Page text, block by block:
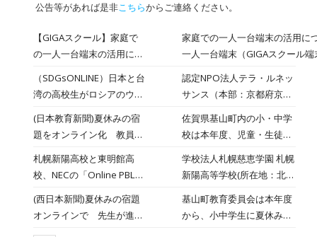
公告等があれば是非こちらからご連絡ください。
【GIGAスクール】家庭で
の一人一台端末の活用につ
家庭での一人一台端末の活用
一人一台端末（GIGAスクール
活用に取り組んでいます。 学
末使用の際にルールを守って、
ていきますが、以下の点につい
いただき、貸し出された端末や
ターネットやSNS等でトラブル
れたりしないようお声掛けをお
いて eライブラリアドバンス
基山町教育委員会では学力向上
ト、eライブラリアドバンスを
（SDGsONLINE）日本と台
湾の高校生がロシアのウク
換 オンライン交流会（2
月20日）を通じ
認定NPO法人テラ・ルネッ
サンス（本部：京都府京都
下、テラ・ルネッサンス）
は、台湾国立虎尾高校（所
在地：台湾雲林県、以下、
虎尾高校）と、学校法人東
明館学園（理事長：荒井
優、所在地：佐賀県基山
町、以下、東明館高校）の
(日本教育新聞)夏休みの宿
題をオンライン化 教員の
佐賀県基山町内の小・中学
校は本年度、児童・生徒の
化する。児童・生徒それぞ
れが学校で使用する情報端
末を持ち帰り、デジタル教
材を配信する。同町の児
札幌新陽高校と東明館高
校、NECの「Online PBL
学習を実施
学校法人札幌慈恵学園 札幌
新陽高等学校(所在地：北海
子、以下 札幌新陽高校)と
学校法人 東明館学園 東明
(西日本新聞)夏休みの宿題
オンラインで 先生が進行
基山町教育委員会は本年度
から、小中学生に夏休みの